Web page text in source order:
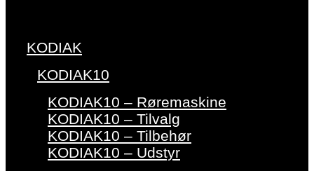
KODIAK
KODIAK10
KODIAK10 – Røremaskine
KODIAK10 – Tilvalg
KODIAK10 – Tilbehør
KODIAK10 – Udstyr